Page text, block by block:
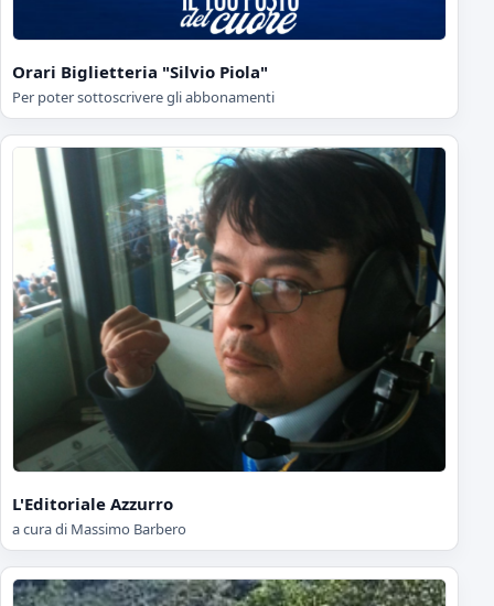
Orari Biglietteria "Silvio Piola"
Per poter sottoscrivere gli abbonamenti
L'Editoriale Azzurro
a cura di Massimo Barbero